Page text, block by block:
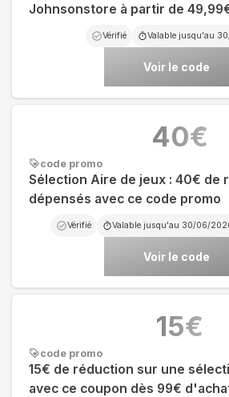
Johnsonstore à partir de
Vérifié Valable jusqu'au
Voir le code
code promo
Sélection Aire de jeux : 40€ de
dépensés avec ce code promo
Vérifié Valable jusqu'au 30/06/
Voir le code
40€
code promo
15€ de réduction sur une
avec ce coupon dès 99€
15€